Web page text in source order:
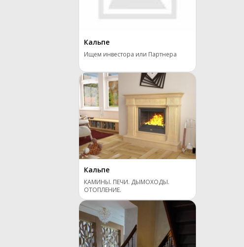
Кальпе
Ищем инвестора или Партнера
Кальпе
КАМИНЫ. ПЕЧИ. ДЫМОХОДЫ.
ОТОПЛЕНИЕ.